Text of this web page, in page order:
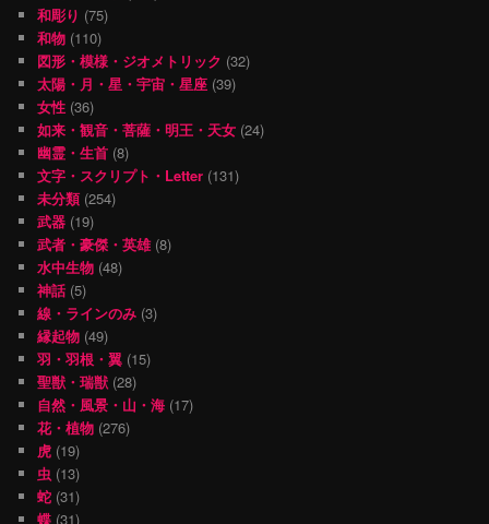
和彫り (75)
和物 (110)
図形・模様・ジオメトリック (32)
太陽・月・星・宇宙・星座 (39)
女性 (36)
如来・観音・菩薩・明王・天女 (24)
幽霊・生首 (8)
文字・スクリプト・Letter (131)
未分類(254)
武器 (19)
武者・豪傑・英雄(8)
水中生物 (48)
神話 (5)
線・ラインのみ (3)
縁起物 (49)
羽・羽根・翼 (15)
聖獣・瑞獣 (28)
自然・風景・山・海 (17)
花・植物 (276)
虎 (19)
虫 (13)
蛇 (31)
蝶 (31)